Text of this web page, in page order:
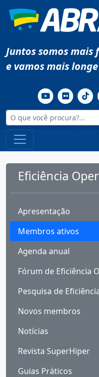
Juntos somos mais
e vamos mais longe
Eficiência
Apresentação
Membros ativos
Agenda anual
Fórum de Eficiência
Pesquisa de
Novos membros
Notícias
Revista SuperHiper
Guias Práticos